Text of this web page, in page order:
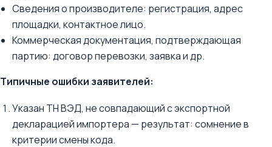
Сведения о производителе: регистрация, адрес
площадки, контактное лицо.
Коммерческая документация, подтверждающая
партию: договор перевозки, заявка и др.
Типичные ошибки заявителей:
Указан ТН ВЭД, не совпадающий с экспортной
декларацией импортера — результат: сомнение в
критерии смены кода.